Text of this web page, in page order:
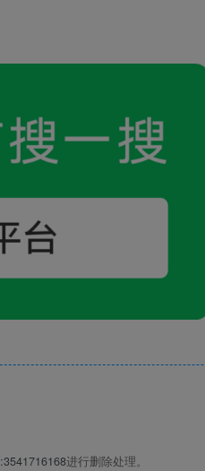
:3541716168进行删除处理。